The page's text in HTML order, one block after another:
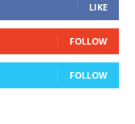
LIKE
FOLLOW
FOLLOW